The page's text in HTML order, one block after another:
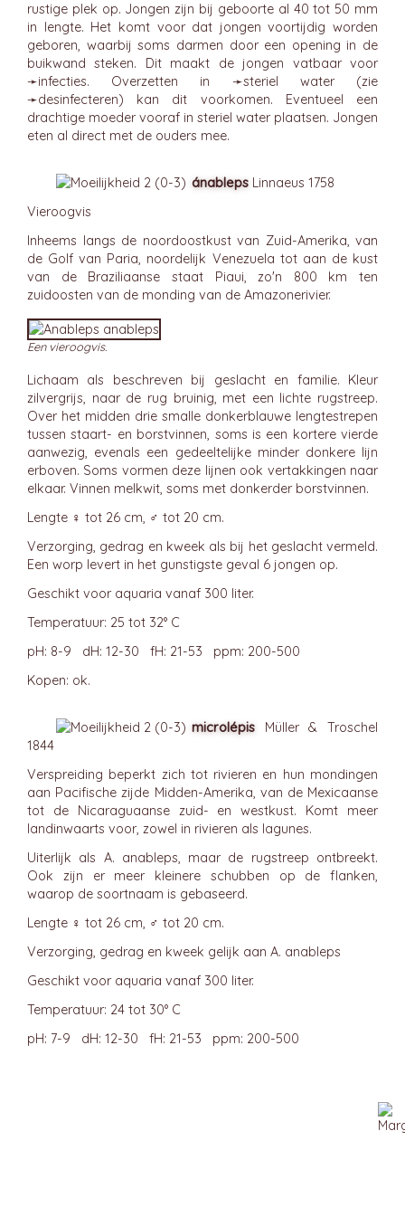
rustige plek op. Jongen zijn bij geboorte al 40 tot 50 mm
in lengte. Het komt voor dat jongen voortijdig worden
geboren, waarbij soms darmen door een opening in de
buikwand steken. Dit maakt de jongen vatbaar voor
➛infecties. Overzetten in ➛steriel water (zie
➛desinfecteren) kan dit voorkomen. Eventueel een
drachtige moeder vooraf in steriel water plaatsen. Jongen
eten al direct met de ouders mee.
ánableps Linnaeus 1758
Vieroogvis
Inheems langs de noordoostkust van Zuid-Amerika, van
de Golf van Paria, noordelijk Venezuela tot aan de kust
van de Braziliaanse staat Piaui, zo'n 800 km ten
zuidoosten van de monding van de Amazonerivier.
Een vieroogvis.
Lichaam als beschreven bij geslacht en familie. Kleur
zilvergrijs, naar de rug bruinig, met een lichte rugstreep.
Over het midden drie smalle donkerblauwe lengtestrepen
tussen staart- en borstvinnen, soms is een kortere vierde
aanwezig, evenals een gedeeltelijke minder donkere lijn
erboven. Soms vormen deze lijnen ook vertakkingen naar
elkaar. Vinnen melkwit, soms met donkerder borstvinnen.
Lengte ♀ tot 26 cm, ♂ tot 20 cm.
Verzorging, gedrag en kweek als bij het geslacht vermeld.
Een worp levert in het gunstigste geval 6 jongen op.
Geschikt voor aquaria vanaf 300 liter.
Temperatuur: 25 tot 32° C
pH: 8-9 dH: 12-30 fH: 21-53 ppm: 200-500
Kopen: ok.
microlépis Müller & Troschel
1844
Verspreiding beperkt zich tot rivieren en hun mondingen
aan Pacifische zijde Midden-Amerika, van de Mexicaanse
tot de Nicaraguaanse zuid- en westkust. Komt meer
landinwaarts voor, zowel in rivieren als lagunes.
Uiterlijk als A. anableps, maar de rugstreep ontbreekt.
Ook zijn er meer kleinere schubben op de flanken,
waarop de soortnaam is gebaseerd.
Lengte ♀ tot 26 cm, ♂ tot 20 cm.
Verzorging, gedrag en kweek gelijk aan A. anableps
Geschikt voor aquaria vanaf 300 liter.
Temperatuur: 24 tot 30° C
pH: 7-9 dH: 12-30 fH: 21-53 ppm: 200-500